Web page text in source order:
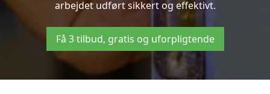
arbejdet udført sikkert og effektivt.
Få 3 tilbud, gratis og uforpligtende